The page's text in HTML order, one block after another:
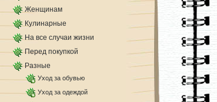
Женщинам
Кулинарные
На все случаи жизни
Перед покупкой
Разные
Уход за обувью
Уход за одеждой